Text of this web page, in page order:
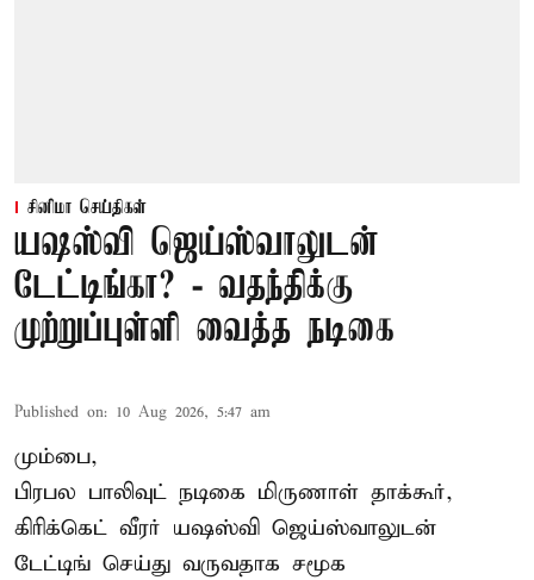
சினிமா செய்திகள்
யஷஸ்வி ஜெய்ஸ்வாலுடன்
டேட்டிங்கா? - வதந்திக்கு
முற்றுப்புள்ளி வைத்த நடிகை
Published on: 10 Aug 2026, 5:47 am
மும்பை,
பிரபல பாலிவுட் நடிகை மிருணாள் தாக்கூர்,
கிரிக்கெட் வீரர் யஷஸ்வி ஜெய்ஸ்வாலுடன்
டேட்டிங் செய்து வருவதாக சமூக